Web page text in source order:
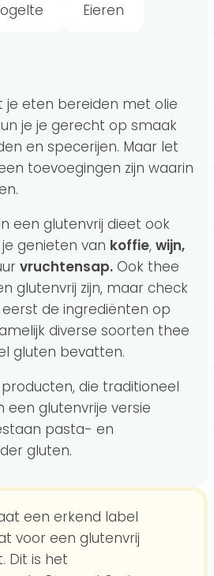
Eieren
je eten bereiden met olie
je je gerecht op smaak
en specerijen. Maar let
toevoegingen zijn waarin
een glutenvrij dieet ook
je genieten van koffie, wijn,
vruchtensap. Ook thee
glutenvrij zijn, maar check
de ingrediënten op
diverse soorten thee
gluten bevatten.
die traditioneel
een glutenvrije versie
pasta- en
gluten.
een erkend label
voor een glutenvrij
Dit is het